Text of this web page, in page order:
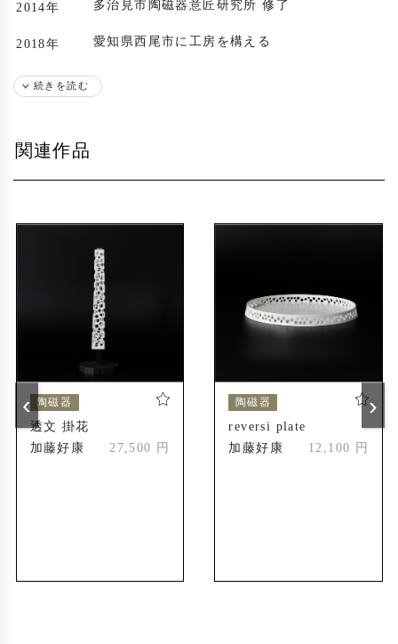
2014年 多治見市陶磁器意匠研究所 修了
2018年 愛知県西尾市に工房を構える
続きを読む
関連作品
陶磁器
透文 掛花
加藤好康
27,500 円
陶磁器
reversi plate
加藤好康
12,100 円
‹ ›